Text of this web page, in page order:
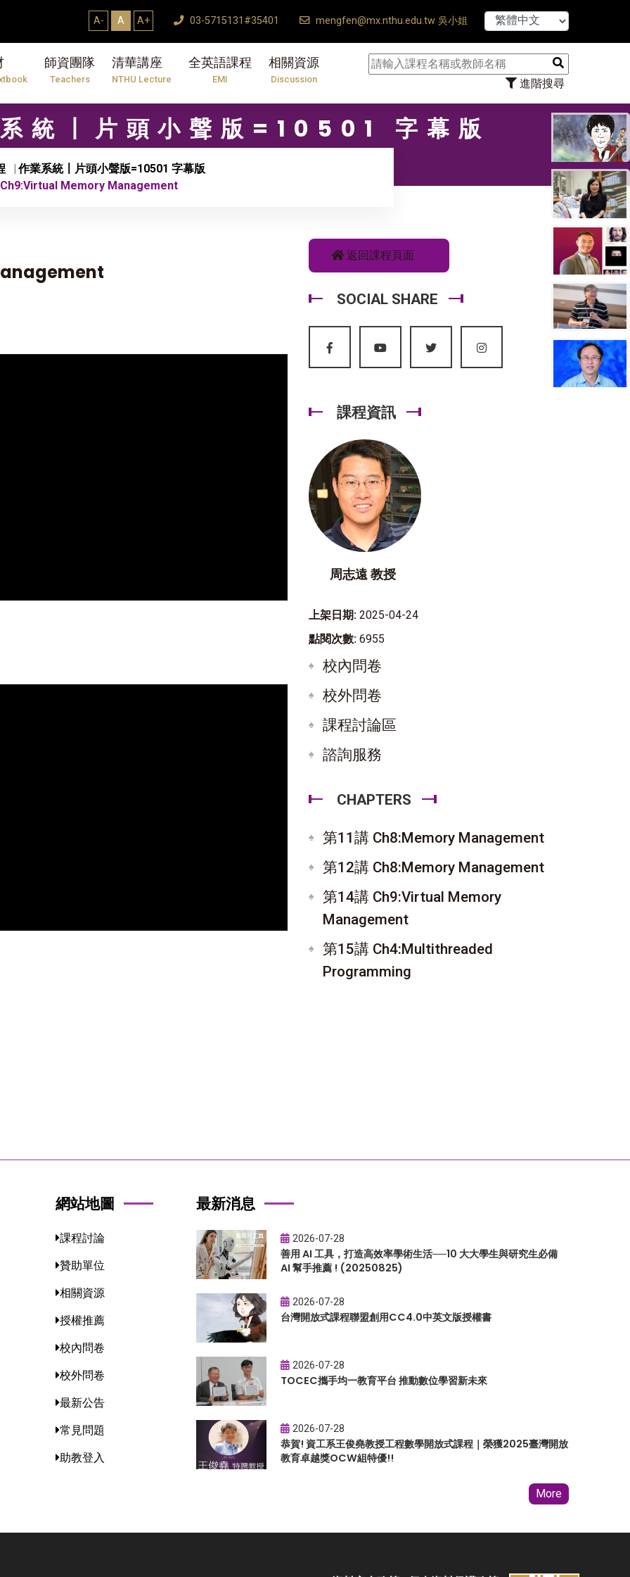
A- A A+ 03-5715131#35401 mengfen@mx.nthu.edu.tw 吳小姐
師資團隊
Teachers
清華講座
NTHU Lecture
全英語課程
EMI
相關資源
Discussion 進階搜尋
【7/31】114
統〡片頭小聲版=10501 字幕版
作業系統〡片頭小聲版=10501 字幕版
Memory Management
返回課程頁面
SOCIAL SHARE
課程資訊
周志遠 教授
上架日期: 2025-04-24
點閱次數: 6955
校內問卷
校外問卷
課程討論區
諮詢服務
CHAPTERS
第11講 Ch8:Memory Management
第12講 Ch8:Memory Management
第14講 Ch9:Virtual Memory
Management
第15講 Ch4:Multithreaded
Programming
網站地圖
課程討論
贊助單位
相關資源
授權推薦
校內問卷
校外問卷
最新公告
常見問題
助教登入
最新消息
2026-07-28
善用 AI 工具，打造高效率學術生活──10 大大學生與研究生必備
AI 幫手推薦 ! (20250825)
2026-07-28
台灣開放式課程聯盟創用CC4.0中英文版授權書
2026-07-28
TOCEC攜手均一教育平台 推動數位學習新未來
2026-07-28
恭賀! 資工系王俊堯教授工程數學開放式課程｜榮獲2025臺灣開放
教育卓越獎OCW組特優!!
More